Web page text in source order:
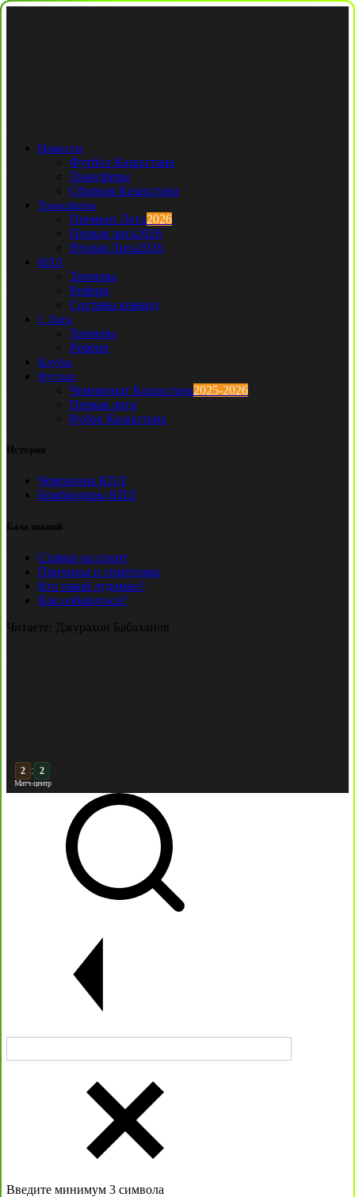
Новости
Футбол Казахстана
Трансферы
Сборная Казахстана
Трансферы
Премьер Лига2026
Первая лига2026
Вторая Лига2026
КПЛ
Тренеры
Рефери
Составы команд
1 Лига
Тренеры
Рефери
Клубы
Футзал
Чемпионат Казахстана2025-2026
Первая лига
Кубок Казахстана
История
Чемпионы КПЛ
Бомбардиры КПЛ
База знаний
Ставки на спорт
Причины и симптомы
Кто такой лудоман?
Как избавиться?
Читаете: Джурахон Бабаханов
3 : 2
Матч-центр
Введите минимум 3 символа